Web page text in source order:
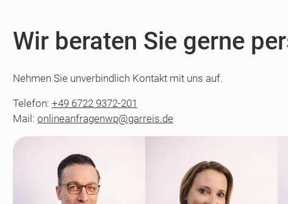
Wir beraten Sie gerne
Nehmen Sie unverbindlich Kontakt mit uns auf.
Telefon: +49 6722 9372-201
Mail: onlineanfragenwp@garreis.de